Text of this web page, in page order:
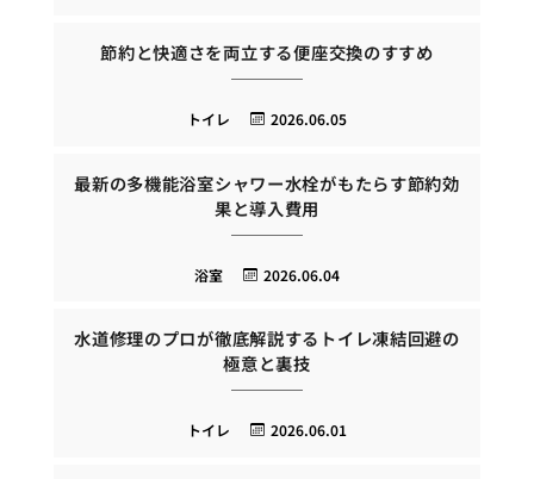
節約と快適さを両立する便座交換のすすめ
2026.06.05
トイレ
最新の多機能浴室シャワー水栓がもたらす節約効
果と導入費用
2026.06.04
浴室
水道修理のプロが徹底解説するトイレ凍結回避の
極意と裏技
2026.06.01
トイレ